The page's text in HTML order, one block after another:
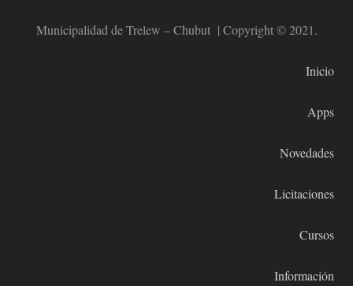
Municipalidad de Trelew – Chubut | Copyright © 2021.
Inicio
Apps
Novedades
Licitaciones
Cursos
Información